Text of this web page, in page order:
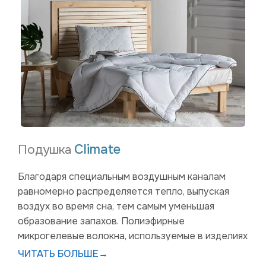
Подушка Climate
Благодаря специальным воздушным каналам
равномерно распределяется тепло, выпуская
воздух во время сна, тем самым уменьшая
образование запахов. Полиэфирные
микрогелевые волокна, используемые в изделиях
Climate подушек, позволяют ткани быстро
ЧИТАТЬ БОЛЬШЕ→